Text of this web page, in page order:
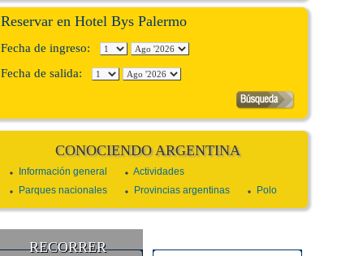
Reservar en Hotel Bys Palermo
Fecha de ingreso:
Fecha de salida:
CONOCIENDO ARGENTINA
Información general
Actividades
Parques nacionales
Provincias argentinas Polo
RECORRER